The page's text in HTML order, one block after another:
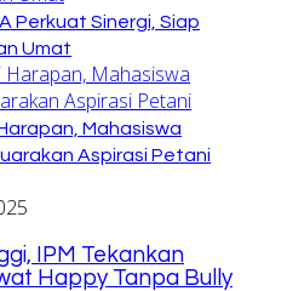
Perkuat Sinergi, Siap
Umat
Mahasiswa
Aspirasi Petani
IPM Tekankan
Happy Tanpa Bully